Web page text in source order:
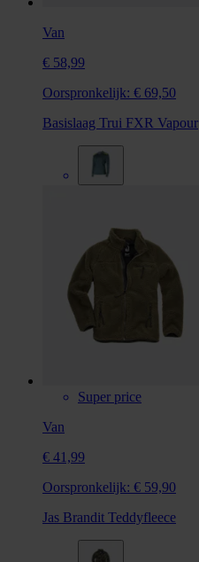
Van
€ 58,99
Oorspronkelijk: € 69,50
Basislaag Trui FXR Vapour
Super price
Van
€ 41,99
Oorspronkelijk: € 59,90
Jas Brandit Teddyfleece